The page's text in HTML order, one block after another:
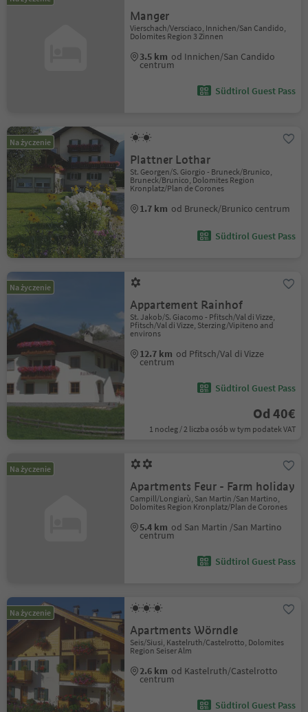
Manger
Vierschach/Versciaco, Innichen/San Candido,
Dolomites Region 3 Zinnen
3.5 km od Innichen/San Candido
centrum
Südtirol Guest Pass
Na życzenie
Plattner Lothar
St. Georgen/S. Giorgio - Bruneck/Brunico,
Bruneck/Brunico, Dolomites Region
Kronplatz/Plan de Corones
1.7 km od Bruneck/Brunico centrum
Südtirol Guest Pass
Na życzenie
Appartement Rainhof
St. Jakob/S. Giacomo - Pfitsch/Val di Vizze,
Pfitsch/Val di Vizze, Sterzing/Vipiteno and
environs
12.7 km od Pfitsch/Val di Vizze
centrum
Südtirol Guest Pass
Od 40€
1 nocleg / 2 liczba osób w tym podatek VAT
Na życzenie
Apartments Feur - Farm holiday
Campill/Longiarù, San Martin /San Martino,
Dolomites Region Kronplatz/Plan de Corones
5.4 km od San Martin /San Martino
centrum
Südtirol Guest Pass
Na życzenie
Apartments Wörndle
Seis/Siusi, Kastelruth/Castelrotto, Dolomites
Region Seiser Alm
2.6 km od Kastelruth/Castelrotto
centrum
Südtirol Guest Pass